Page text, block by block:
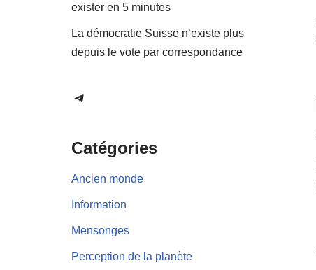
exister en 5 minutes
La démocratie Suisse n’existe plus
depuis le vote par correspondance
Catégories
Ancien monde
Information
Mensonges
Perception de la planète